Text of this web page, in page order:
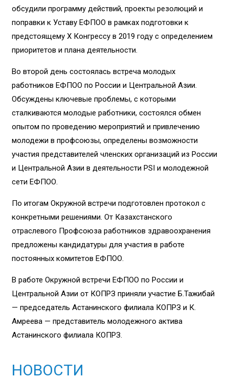
обсудили программу действий, проекты резолюций и
поправки к Уставу ЕФПОО в рамках подготовки к
предстоящему X Конгрессу в 2019 году с определением
приоритетов и плана деятельности.
Во второй день состоялась встреча молодых
работников ЕФПОО по России и Центральной Азии.
Обсуждены ключевые проблемы, с которыми
сталкиваются молодые работники, состоялся обмен
опытом по проведению мероприятий и привлечению
молодежи в профсоюзы, определены возможности
участия представителей членских организаций из России
и Центральной Азии в деятельности PSI и молодежной
сети ЕФПОО.
По итогам Окружной встречи подготовлен протокол с
конкретными решениями. От Казахстанского
отраслевого Профсоюза работников здравоохранения
предложены кандидатуры для участия в работе
постоянных комитетов ЕФПОО.
В работе Окружной встречи ЕФПОО по России и
Центральной Азии от КОПРЗ приняли участие Б.Тажибай
— председатель Астанинского филиала КОПРЗ и К.
Амреева — представитель молодежного актива
Астанинского филиала КОПРЗ.
НОВОСТИ